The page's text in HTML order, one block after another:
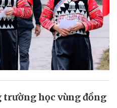
học vùng đồng